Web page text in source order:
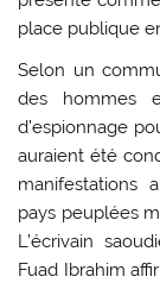
place publique
Selon un
des hommes
d’espionnage
auraient été
manifestations
pays peuplées
L’écrivain
Fuad Ibrahim